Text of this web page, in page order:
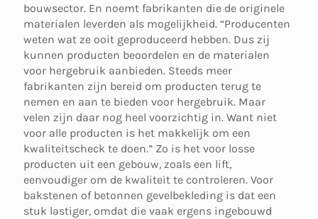
bouwsector. En noemt fabrikanten die de originele
materialen leverden als mogelijkheid. “Producenten
weten wat ze ooit geproduceerd hebben. Dus zij
kunnen producten beoordelen en de materialen
voor hergebruik aanbieden. Steeds meer
fabrikanten zijn bereid om producten terug te
nemen en aan te bieden voor hergebruik. Maar
velen zijn daar nog heel voorzichtig in. Want niet
voor alle producten is het makkelijk om een
kwaliteitscheck te doen.” Zo is het voor losse
producten uit een gebouw, zoals een lift,
eenvoudiger om de kwaliteit te controleren. Voor
bakstenen of betonnen gevelbekleding is dat een
stuk lastiger, omdat die vaak ergens ingebouwd